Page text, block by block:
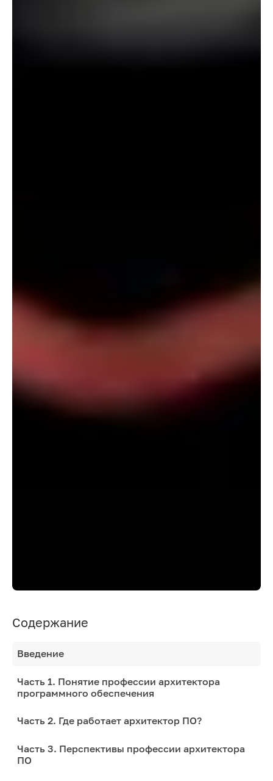
Содержание
Введение
Часть 1. Понятие профессии архитектора
программного обеспечения
Часть 2. Где работает архитектор ПО?
Часть 3. Перспективы профессии архитектора
ПО